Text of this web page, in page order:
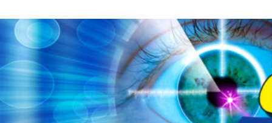
to
contentvinivida.lk